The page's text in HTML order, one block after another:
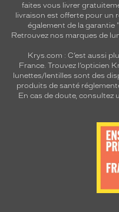
faites vous livrer
livraison est offerte pour un
également de la garantie
Retrouvez nos marques de
Krys.com : C’est aussi
France. Trouvez l’opticien
lunettes/lentilles sont des
produits de santé
En cas de doute, consultez